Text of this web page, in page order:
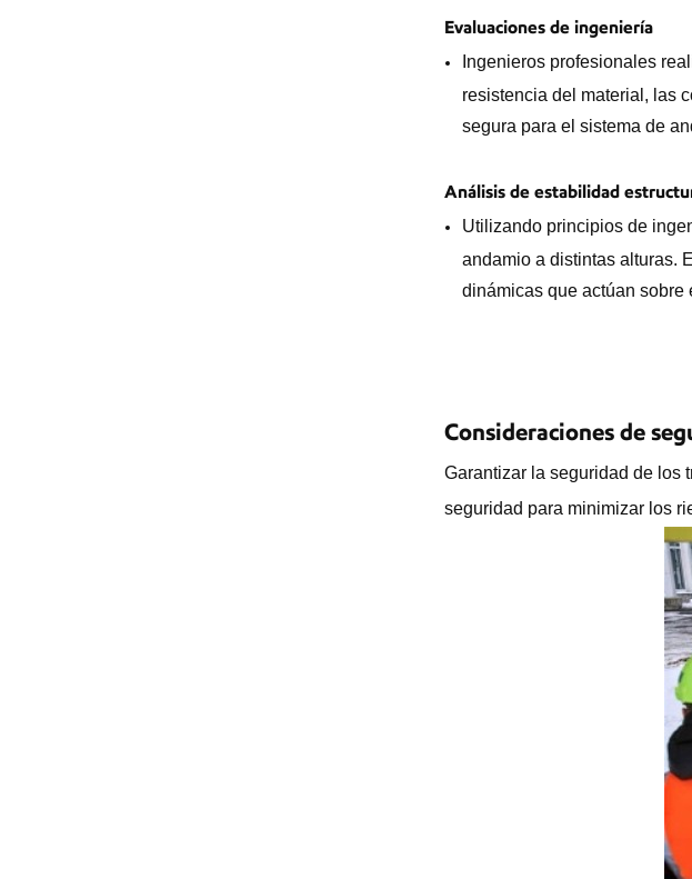
Evaluaciones de ingeniería
Ingenieros profesionales
resistencia del material, las
segura para el sistema de
Análisis de estabilidad
Utilizando principios de
andamio a distintas alturas.
dinámicas que actúan sobre
Consideraciones de
Garantizar la seguridad de los
seguridad para minimizar los